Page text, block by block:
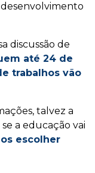
discussão de
até 24 de
trabalhos vão
talvez a
a educação vai
escolher